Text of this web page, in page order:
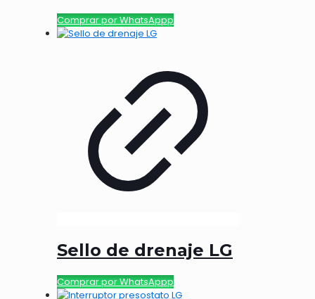
Comprar por WhatsAppp
Sello de drenaje LG
Comprar por WhatsAppp